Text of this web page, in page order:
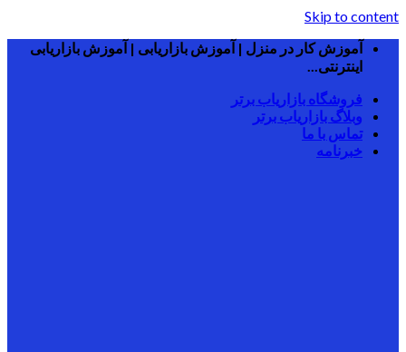
Skip to content
آموزش کار در منزل | آموزش بازاریابی | آموزش بازاریابی
اینترنتی...
فروشگاه بازاریاب برتر
وبلاگ بازاریاب برتر
تماس با ما
خبرنامه